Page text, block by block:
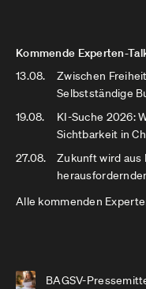
Kommende Experten-
13.08.
Zwischen
Selbstständige
19.08.
KI-Suche 2026:
Sichtbarkeit in
27.08.
Zukunft wird aus
Alle kommenden
BAGSV-